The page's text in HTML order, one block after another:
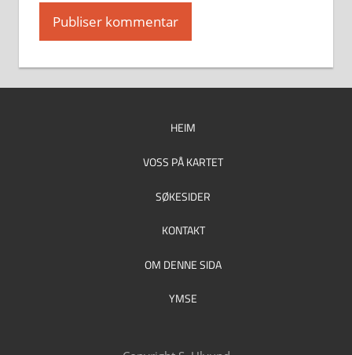
HEIM
VOSS PÅ KARTET
SØKESIDER
KONTAKT
OM DENNE SIDA
YMSE